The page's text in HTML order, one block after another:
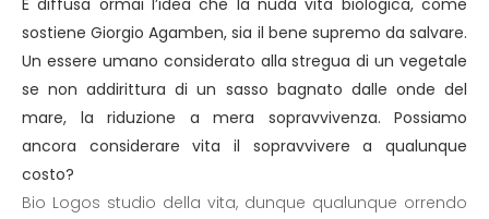
È diffusa ormai l’idea che la nuda vita biologica, come
sostiene Giorgio Agamben, sia il bene supremo da salvare.
Un essere umano considerato alla stregua di un vegetale
se non addirittura di un sasso bagnato dalle onde del
mare, la riduzione a mera sopravvivenza. Possiamo
ancora considerare vita il sopravvivere a qualunque
costo?
Bio Logos studio della vita, dunque qualunque orrendo